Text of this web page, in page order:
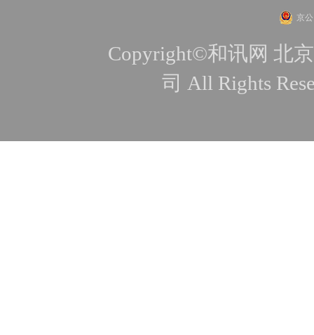
京
Copyright©和讯网 北
司 All Rights